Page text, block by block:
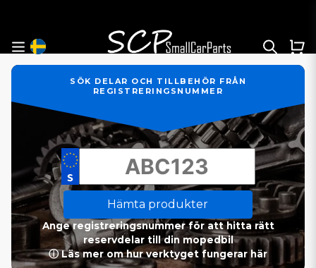
SÖK DELAR OCH TILLBEHÖR FRÅN
REGISTRERINGSNUMMER
Hämta produkter
Ange registreringsnummer för att hitta rätt
reservdelar till din mopedbil
ⓘ Läs mer om hur verktyget fungerar här